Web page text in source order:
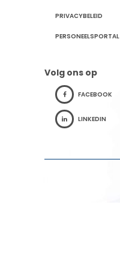
PRIVACYBELEID
PERSONEELSPORTAL
Volg ons op
FACEBOOK
LINKEDIN